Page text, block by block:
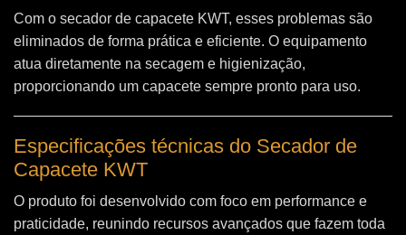
Com o secador de capacete KWT, esses problemas são
eliminados de forma prática e eficiente. O equipamento
atua diretamente na secagem e higienização,
proporcionando um capacete sempre pronto para uso.
Especificações técnicas do Secador de
Capacete KWT
O produto foi desenvolvido com foco em performance e
praticidade, reunindo recursos avançados que fazem toda